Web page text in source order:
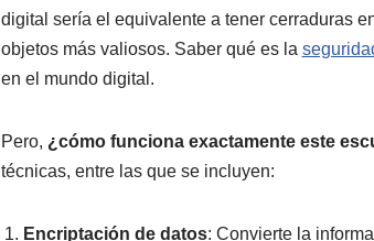
digital sería el equivalente a tener cerraduras
objetos más valiosos. Saber qué es la
en el mundo digital.
Pero, ¿cómo funciona exactamente este
técnicas, entre las que se incluyen:
Encriptación de datos: Convierte la